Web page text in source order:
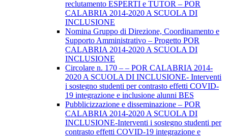
reclutamento ESPERTI e TUTOR – POR
CALABRIA 2014-2020 A SCUOLA DI
INCLUSIONE
Nomina Gruppo di Direzione, Coordinamento e
Supporto Amministrativo – Progetto POR
CALABRIA 2014-2020 A SCUOLA DI
INCLUSIONE
Circolare n. 170 – – POR CALABRIA 2014-
2020 A SCUOLA DI INCLUSIONE- Interventi
i sostegno studenti per contrasto effetti COVID-
19 integrazione e inclusione alunni BES
Pubblicizzazione e disseminazione – POR
CALABRIA 2014-2020 A SCUOLA DI
INCLUSIONE-Interventi i sostegno studenti per
contrasto effetti COVID-19 integrazione e